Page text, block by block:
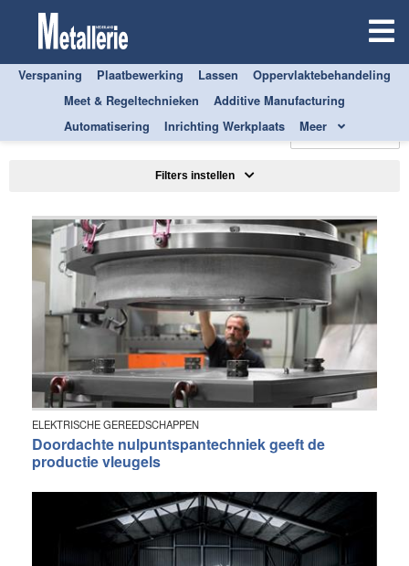
Verspaning Plaatbewerking Lassen
Oppervlaktebehandeling
Meet & Regeltechnieken
Additive Manufacturing
Automatisering
Inrichting Werkplaats Meer
INRICHTING WERKPLAATS
Sorteren op
Filters instellen
ELEKTRISCHE GEREEDSCHAPPEN
Doordachte nulpuntspantechniek geeft de
productie vleugels